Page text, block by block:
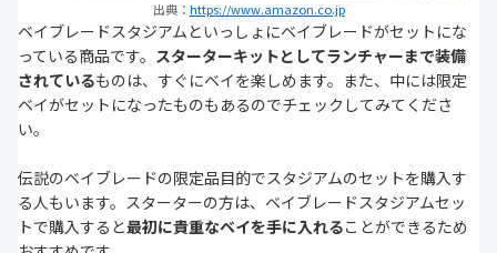
出典： https://www.amazon.co.jp
ベイブレードスタジアムといっしょにベイブレードがセットにな
っている商品です。 スターターキットとしてランチャーまで装備
されているものは、すぐにベイを楽しめます。また、中には限定
ベイがセットになったものもあるのでチェックしてみてくださ
い。
伝説のベイブレードの限定品目的でスタジアムのセットを購入す
る人もいます。スターターの方は、ベイブレードスタジアムセッ
トで購入すると最初に貴重なベイを手に入れることができるため